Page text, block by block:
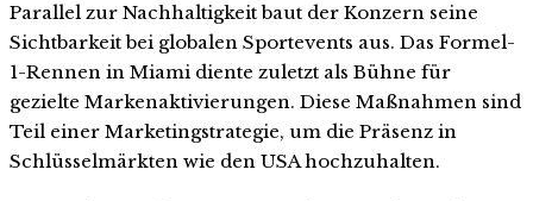
Parallel zur Nachhaltigkeit baut der Konzern seine
Sichtbarkeit bei globalen Sportevents aus. Das Formel-
1-Rennen in Miami diente zuletzt als Bühne für
gezielte Markenaktivierungen. Diese Maßnahmen sind
Teil einer Marketingstrategie, um die Präsenz in
Schlüsselmärkten wie den USA hochzuhalten.